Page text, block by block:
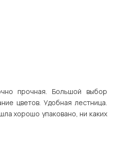
прочная. Большой выбор
цветов. Удобная лестница.
хорошо упаковано, ни каких